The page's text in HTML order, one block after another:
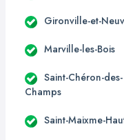
Gironville-et-
Marville-les-Bois
Saint-Chéron-des-
Champs
Saint-Maixme-